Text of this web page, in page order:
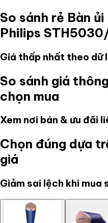
So sánh rẻ Bàn
Philips
Giá thấp nhất theo dữ
So sánh giá
chọn mua
Xem nơi bán & ưu đãi
Chọn đúng dựa
giá
Giảm sai lệch khi mua